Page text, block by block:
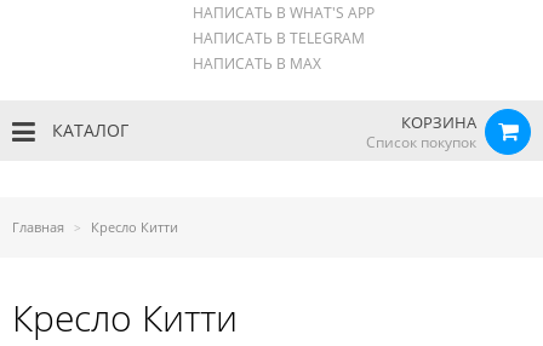
НАПИСАТЬ В WHAT'S APP
НАПИСАТЬ В TELEGRAM
НАПИСАТЬ В MAX
КОРЗИНА
Список покупок
КАТАЛОГ
Главная Кресло Китти
Кресло Китти